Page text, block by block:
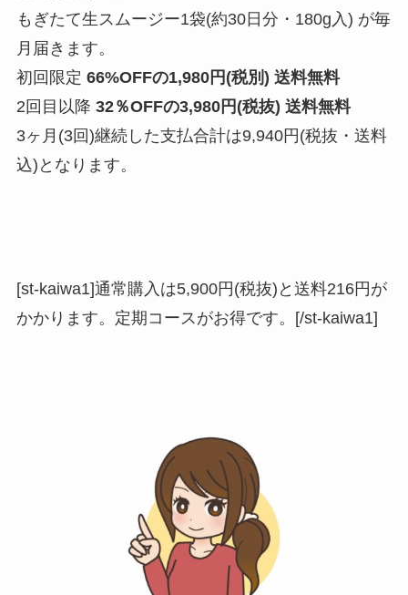
もぎたて生スムージー1袋(約30日分・180g入) が毎
月届きます。
初回限定 66%OFFの1,980円(税別) 送料無料
2回目以降 32％OFFの3,980円(税抜) 送料無料
3ヶ月(3回)継続した支払合計は9,940円(税抜・送料
込)となります。
[st-kaiwa1]通常購入は5,900円(税抜)と送料216円が
かかります。定期コースがお得です。[/st-kaiwa1]